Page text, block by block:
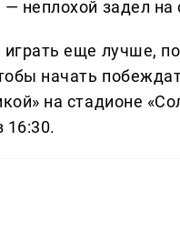
неплохой задел на
еще лучше,
начать
на стадионе
16:30.